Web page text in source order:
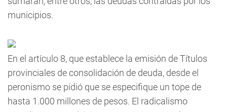
municipios.
En el artículo 8, que establece la emisión de Títulos
provinciales de consolidación de deuda, desde el
peronismo se pidió que se especifique un tope de
hasta 1.000 millones de pesos. El radicalismo